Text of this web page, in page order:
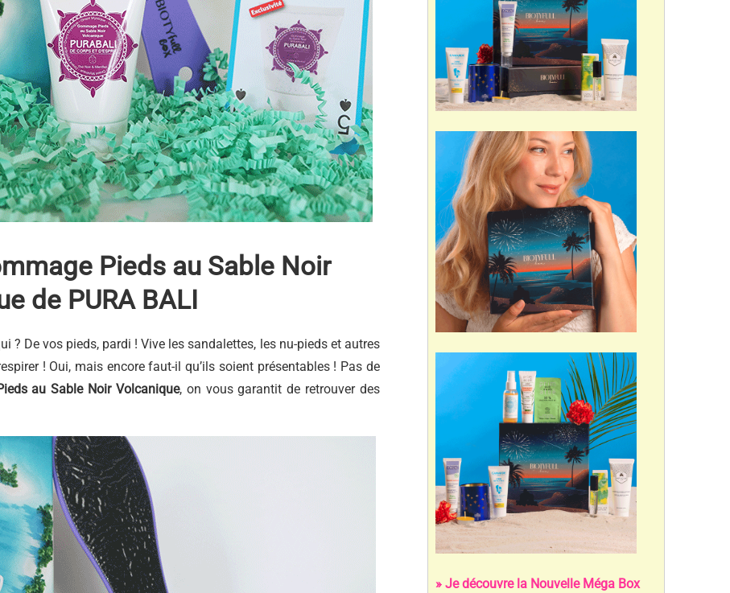
Pieds au Sable Noir
de PURA BALI
? De vos pieds, pardi ! Vive les sandalettes, les nu-pieds et autres
! Oui, mais encore faut-il qu’ils soient présentables ! Pas de
au Sable Noir Volcanique, on vous garantit de retrouver des
» Je découvre la Nouvelle Méga Box